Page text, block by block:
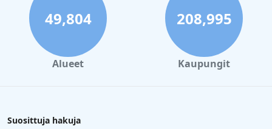
49,804
Alueet
208,995
Kaupungit
Suosittuja hakuja